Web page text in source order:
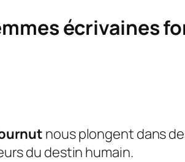
écrivaines
nous plongent dans
du destin humain.